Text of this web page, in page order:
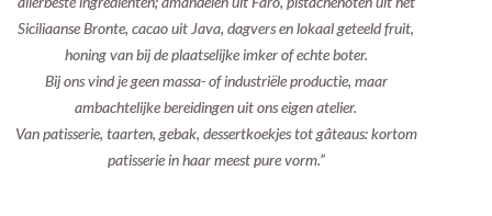
Siciliaanse Bronte, cacao uit Java, dagvers en lokaal geteeld fruit,
honing van bij de plaatselijke imker of echte boter.
Bij ons vind je geen massa- of industriële productie, maar
ambachtelijke bereidingen uit ons eigen atelier.
Van patisserie, taarten, gebak, dessertkoekjes tot gâteaus: kortom
patisserie in haar meest pure vorm.”